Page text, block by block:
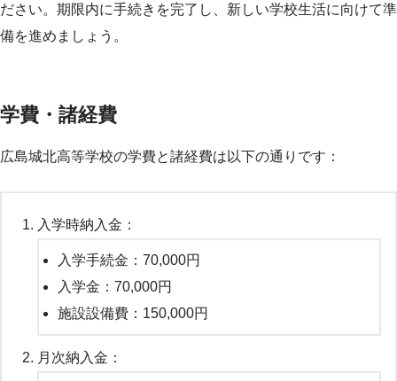
ださい。期限内に手続きを完了し、新しい学校生活に向けて準
備を進めましょう。
学費・諸経費
広島城北高等学校の学費と諸経費は以下の通りです：
入学時納入金：
入学手続金：70,000円
入学金：70,000円
施設設備費：150,000円
月次納入金：